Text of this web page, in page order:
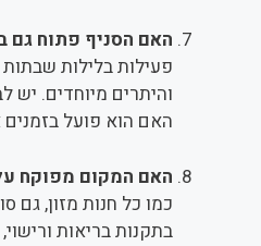
האם הסניף פתוח גם
פעילות בלילות
והיתרים מיוחדים. יש
האם הוא פועל
האם המקום מפוקח
כמו כל חנות מזון, גם
בתקנות בריאות